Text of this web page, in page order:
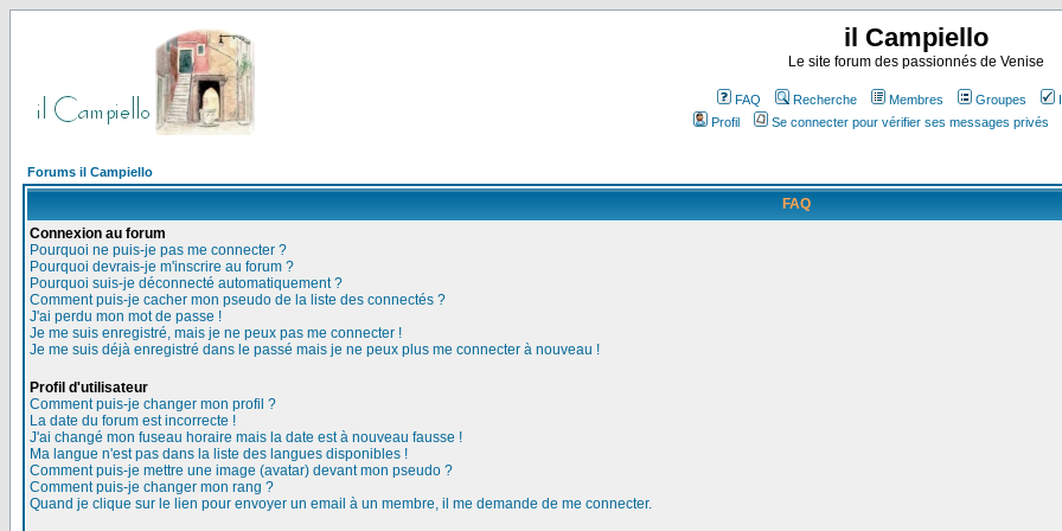
il Campiello
Le site forum des passionnés de Venise
FAQ Recherche Membres Groupes
Profil
Se connecter pour vérifier ses messages privés
Forums il Campiello
FAQ
Connexion au forum
Pourquoi ne puis-je pas me connecter ?
Pourquoi devrais-je m'inscrire au forum ?
Pourquoi suis-je déconnecté automatiquement ?
Comment puis-je cacher mon pseudo de la liste des connectés ?
J'ai perdu mon mot de passe !
Je me suis enregistré, mais je ne peux pas me connecter !
Je me suis déjà enregistré dans le passé mais je ne peux plus me connecter à nouveau !
Profil d'utilisateur
Comment puis-je changer mon profil ?
La date du forum est incorrecte !
J'ai changé mon fuseau horaire mais la date est à nouveau fausse !
Ma langue n'est pas dans la liste des langues disponibles !
Comment puis-je mettre une image (avatar) devant mon pseudo ?
Comment puis-je changer mon rang ?
Quand je clique sur le lien pour envoyer un email à un membre, il me demande de me connecter.